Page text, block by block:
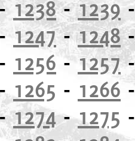
1238-1239
1247-1248
- 1256 -1257
1265 - 1266
1274-1275